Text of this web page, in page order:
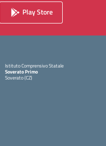
Play Store
Istituto Comprensivo Statale
Soverato Primo
Soverato (CZ)